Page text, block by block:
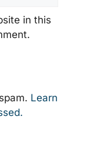
in this
Learn